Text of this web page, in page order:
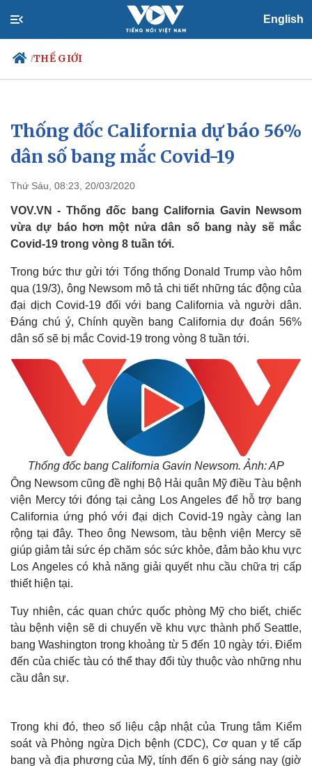
English
/THẾ GIỚI
Chính trị
Đảng
Tổ chức nhân sự
Nhận diện sự thật
Xã hội
Tin 24h
Dự báo thời tiết
Việc làm
Biển đảo
Thống đốc California dự báo 56%
dân số bang mắc Covid-19
Thứ Sáu, 08:23, 20/03/2020
VOV.VN - Thống đốc bang California Gavin Newsom
vừa dự báo hơn một nửa dân số bang này sẽ mắc
Covid-19 trong vòng 8 tuần tới.
Trong bức thư gửi tới Tổng thống Donald Trump vào hôm
qua (19/3), ông Newsom mô tả chi tiết những tác động của
đại dịch Covid-19 đối với bang California và người dân.
Đáng chú ý, Chính quyền bang California dự đoán 56%
dân số sẽ bị mắc Covid-19 trong vòng 8 tuần tới.
Thống đốc bang California Gavin Newsom. Ảnh: AP
Ông Newsom cũng đề nghị Bộ Hải quân Mỹ điều Tàu bệnh
viện Mercy tới đóng tại cảng Los Angeles để hỗ trợ bang
California ứng phó với đại dịch Covid-19 ngày càng lan
rộng tại đây. Theo ông Newsom, tàu bệnh viện Mercy sẽ
giúp giảm tải sức ép chăm sóc sức khỏe, đảm bảo khu vực
Los Angeles có khả năng giải quyết nhu cầu chữa trị cấp
thiết hiện tại.
Tuy nhiên, các quan chức quốc phòng Mỹ cho biết, chiếc
tàu bệnh viện sẽ di chuyển về khu vực thành phố Seattle,
bang Washington trong khoảng từ 5 đến 10 ngày tới. Điểm
đến của chiếc tàu có thể thay đổi tùy thuộc vào những nhu
cầu dân sự.
Trong khi đó, theo số liệu cập nhật của Trung tâm Kiểm
soát và Phòng ngừa Dịch bệnh (CDC), Cơ quan y tế cấp
bang và địa phương của Mỹ, tính đến 6 giờ sáng nay (giờ